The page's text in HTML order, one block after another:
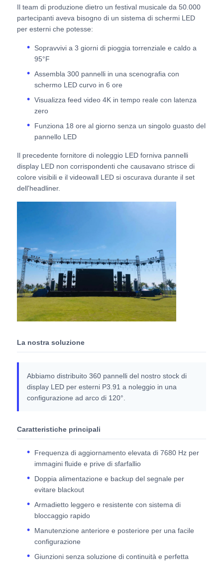
Schermo LED SMD
Displayboard LED esterno
Cartellone led da esterno
Il team di produzione dietro un festival musicale da 50.000
partecipanti aveva bisogno di un sistema di schermi LED
per esterni che potesse:
Sopravvivi a 3 giorni di pioggia torrenziale e caldo a
95°F
Assembla 300 pannelli in una scenografia con
schermo LED curvo in 6 ore
Visualizza feed video 4K in tempo reale con latenza
zero
Funziona 18 ore al giorno senza un singolo guasto del
pannello LED
Il precedente fornitore di noleggio LED forniva pannelli
display LED non corrispondenti che causavano strisce di
colore visibili e il videowall LED si oscurava durante il set
dell'headliner.
La nostra soluzione
Abbiamo distribuito 360 pannelli del nostro stock di
display LED per esterni P3.91 a noleggio in una
configurazione ad arco di 120°.
Caratteristiche principali
Frequenza di aggiornamento elevata di 7680 Hz per
immagini fluide e prive di sfarfallio
Doppia alimentazione e backup del segnale per
evitare blackout
Armadietto leggero e resistente con sistema di
bloccaggio rapido
Manutenzione anteriore e posteriore per una facile
configurazione
Giunzioni senza soluzione di continuità e perfetta